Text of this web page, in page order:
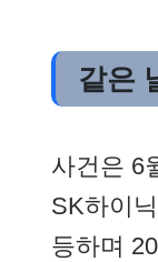
같은
사건은 6
SK하이
등하며